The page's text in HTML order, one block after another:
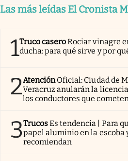
Las más leídas El Cronista
1Truco caseroRociar vinagre
ducha: para qué sirve y por
2AtenciónOficial: Ciudad de
Veracruz anularán la
los conductores que
3TrucosEs tendencia | Para
papel aluminio en la escoba
recomiendan